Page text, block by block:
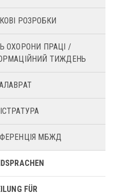
РОЗРОБКИ
ОХОРОНИ ПРАЦІ /
ТИЖДЕНЬ
МБЖД
FÜR